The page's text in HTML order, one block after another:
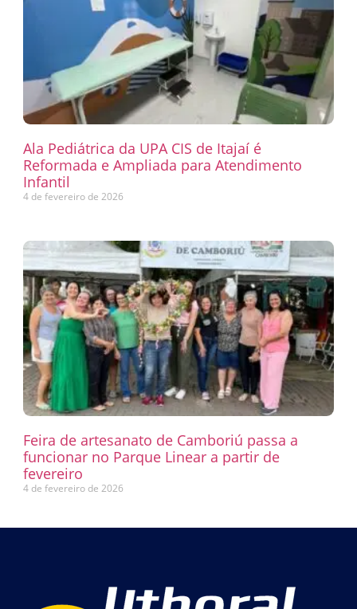
Ala Pediátrica da UPA CIS de Itajaí é
Reformada e Ampliada para Atendimento
Infantil
4 de fevereiro de 2026
Feira de artesanato de Camboriú passa a
funcionar no Parque Linear a partir de
fevereiro
4 de fevereiro de 2026